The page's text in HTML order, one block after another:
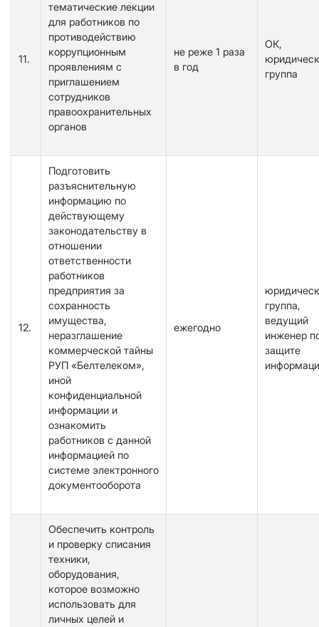
11.
тематические лекции
для работников по
противодействию
коррупционным
проявлениям с
приглашением
сотрудников
правоохранительных
органов
не реже 1 раза
в год
ОК,
группа
12.
Подготовить
разъяснительную
информацию по
действующему
законодательству в
отношении
ответственности
работников
предприятия за
сохранность
имущества,
неразглашение
коммерческой тайны
РУП «Белтелеком»,
иной
конфиденциальной
информации и
ознакомить
работников с данной
информацией по
системе электронного
документооборота
ежегодно
группа,
ведущий
инженер
защите
Обеспечить контроль
и проверку списания
техники,
оборудования,
которое возможно
использовать для
личных целей и